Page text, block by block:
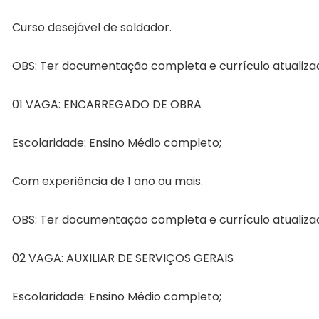
Curso desejável de soldador.
OBS: Ter documentação completa e currículo
01 VAGA: ENCARREGADO DE OBRA
Escolaridade: Ensino Médio completo;
Com experiência de 1 ano ou mais.
OBS: Ter documentação completa e currículo
02 VAGA: AUXILIAR DE SERVIÇOS GERAIS
Escolaridade: Ensino Médio completo;